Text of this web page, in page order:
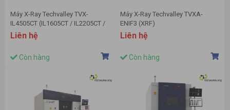
Máy X-Ray Techvalley TVX-
IL4505CT (IL1605CT / IL2205CT /
IL3205CT)
Liên hệ
Còn hàng
Máy X-Ray Techvalley TVXA-
ENIF3 (XRF)
Liên hệ
Còn hàng